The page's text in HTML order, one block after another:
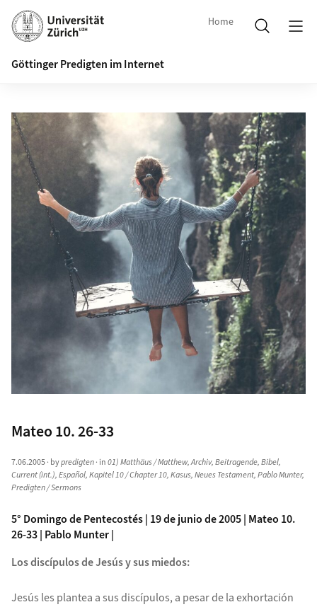
Home
Göttinger Predigten im Internet
Mateo 10. 26-33
7.06.2005· bypredigten· in01) Matthäus / Matthew,Archiv,Beitragende,Bibel,
Current (int.),Español,Kapitel 10 / Chapter 10,Kasus,Neues Testament,Pablo Munter,
Predigten / Sermons
5° Domingo de Pentecostés | 19 de junio de 2005 | Mateo 10.
26-33 | Pablo Munter |
Los discípulos de Jesús y sus miedos:
Jesús les plantea a sus discípulos, a pesar de la exhortación